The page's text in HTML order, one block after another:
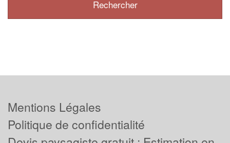
Mentions Légales
Politique de confidentialité